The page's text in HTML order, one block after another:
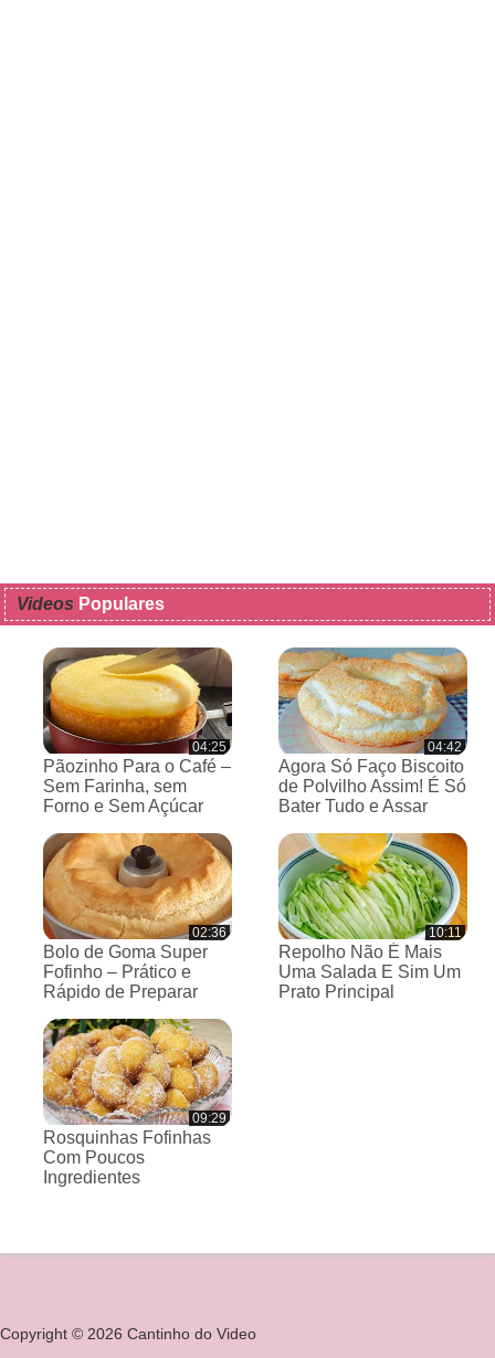
Videos Populares
04:25
Pãozinho Para o Café –
Sem Farinha, sem
Forno e Sem Açúcar
04:42
Agora Só Faço Biscoito
de Polvilho Assim! É Só
Bater Tudo e Assar
02:36
Bolo de Goma Super
Fofinho – Prático e
Rápido de Preparar
10:11
Repolho Não É Mais
Uma Salada E Sim Um
Prato Principal
09:29
Rosquinhas Fofinhas
Com Poucos
Ingredientes
Copyright © 2026 Cantinho do Video